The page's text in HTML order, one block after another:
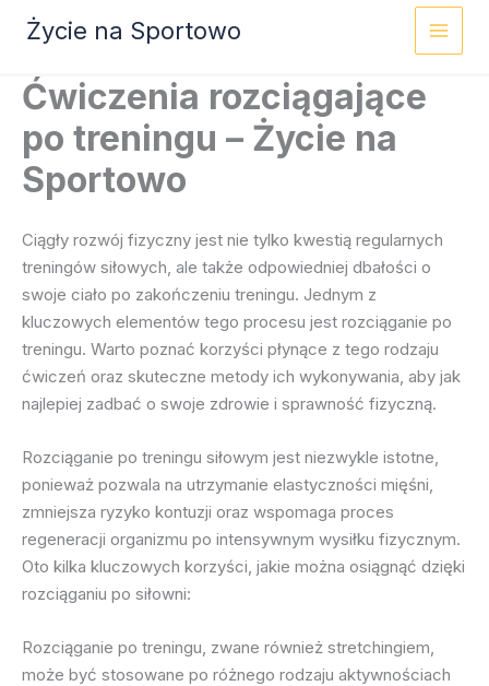
Przejdź
Życie na Sportowo
Ćwiczenia rozciągające
po treningu – Życie na
Sportowo
Ciągły rozwój fizyczny jest nie tylko kwestią regularnych
treningów siłowych, ale także odpowiedniej dbałości o
swoje ciało po zakończeniu treningu. Jednym z
kluczowych elementów tego procesu jest rozciąganie po
treningu. Warto poznać korzyści płynące z tego rodzaju
ćwiczeń oraz skuteczne metody ich wykonywania, aby jak
najlepiej zadbać o swoje zdrowie i sprawność fizyczną.
Rozciąganie po treningu siłowym jest niezwykle istotne,
ponieważ pozwala na utrzymanie elastyczności mięśni,
zmniejsza ryzyko kontuzji oraz wspomaga proces
regeneracji organizmu po intensywnym wysiłku fizycznym.
Oto kilka kluczowych korzyści, jakie można osiągnąć dzięki
rozciąganiu po siłowni:
Rozciąganie po treningu, zwane również stretchingiem,
może być stosowane po różnego rodzaju aktywnościach